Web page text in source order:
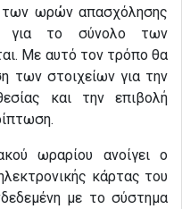
των ωρών απασχόλησης
για το σύνολο των
Με αυτό τον τρόπο θα
των στοιχείων για την
και την επιβολή
ωραρίου ανοίγει ο
κάρτας του
με το σύστημα